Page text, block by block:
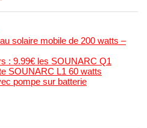
solaire mobile de 200 watts –
: 9.99€ les SOUNARC Q1
SOUNARC L1 60 watts
pompe sur batterie